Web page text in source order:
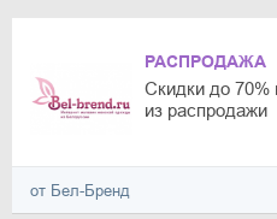
РАСПРОДАЖА
Скидки до
из распродажи
от Бел-Бренд